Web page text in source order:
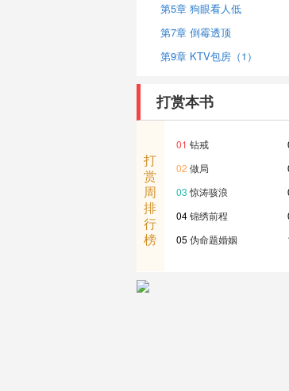
第5章 狗眼看人低
第7章 倒霉透顶
第9章 KTV包房（1）
打赏本书
打
赏
周
排
行
榜
01 钻戒
02 做局
03 惊涛骇浪
04锦绣前程
05 伪命题婚姻